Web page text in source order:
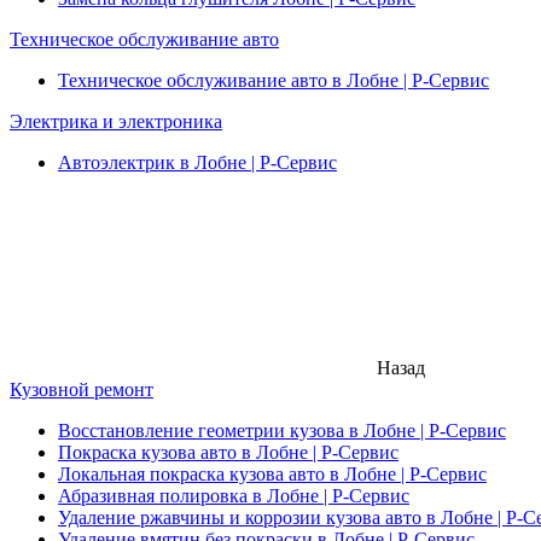
Техническое обслуживание авто
Техническое обслуживание авто в Лобне | Р-Сервис
Электрика и электроника
Автоэлектрик в Лобне | Р-Сервис
Назад
Кузовной ремонт
Восстановление геометрии кузова в Лобне | Р-Сервис
Покраска кузова авто в Лобне | Р-Сервис
Локальная покраска кузова авто в Лобне | Р-Сервис
Абразивная полировка в Лобне | Р-Сервис
Удаление ржавчины и коррозии кузова авто в Лобне | Р-